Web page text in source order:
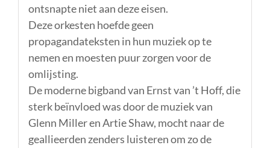
ontsnapte niet aan deze eisen.
Deze orkesten hoefde geen
propagandateksten in hun muziek op te
nemen en moesten puur zorgen voor de
omlijsting.
De moderne bigband van Ernst van ’t Hoff, die
sterk beïnvloed was door de muziek van
Glenn Miller en Artie Shaw, mocht naar de
geallieerden zenders luisteren om zo de